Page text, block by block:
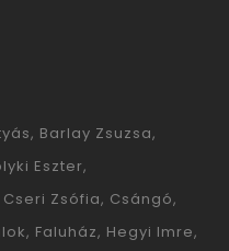
Barlay Zsuzsa
Eszter
Cseri Zsófia Csángó
Faluház Hegyi Imre